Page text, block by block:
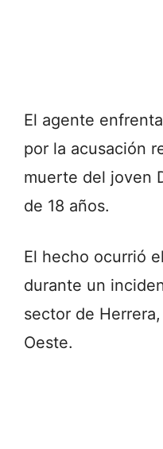
El agente
por la acusación
muerte del joven
de 18 años.
El hecho ocurrió
durante un
sector de
Oeste.